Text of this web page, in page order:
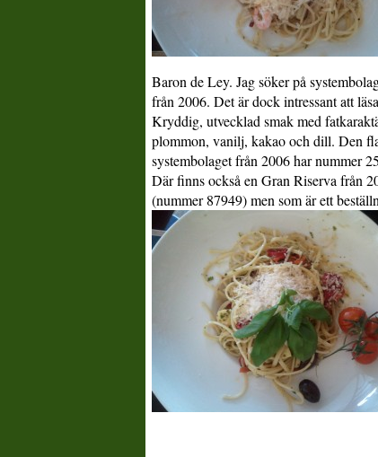
Baron de Ley. Jag söker på
från 2006. Det är dock intressant att
Kryddig, utvecklad smak med
plommon, vanilj, kakao och dill. Den
systembolaget från 2006 har nummer
Där finns också en Gran Riserva från
(nummer 87949) men som är ett